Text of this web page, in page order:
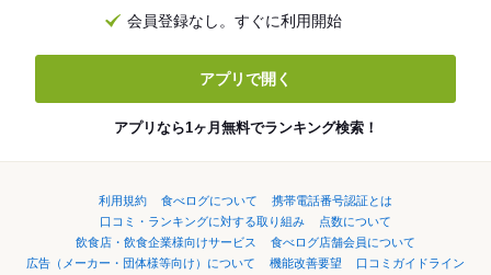
会員登録なし。すぐに利用開始
アプリで開く
アプリなら1ヶ月無料でランキング検索！
利用規約 食べログについて
携帯電話番号認証とは
口コミ・ランキングに対する取り組み
点数について
飲食店・飲食企業様向けサービス
食べログ店舗会員について
広告（メーカー・団体様等向け）について
機能改善要望 口コミガイドライン